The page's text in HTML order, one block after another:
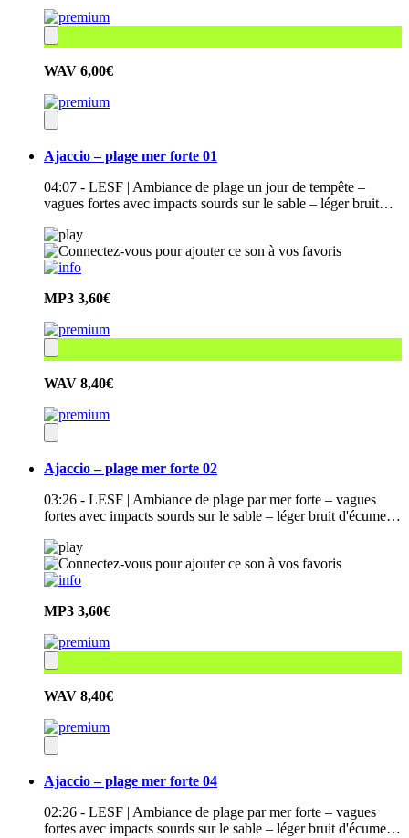
WAV 6,00€
Ajaccio – plage mer forte 01
04:07 - LESF | Ambiance de plage un jour de tempête –
vagues fortes avec impacts sourds sur le sable – léger bruit…
MP3 3,60€
WAV 8,40€
Ajaccio – plage mer forte 02
03:26 - LESF | Ambiance de plage par mer forte – vagues
fortes avec impacts sourds sur le sable – léger bruit d'écume…
MP3 3,60€
WAV 8,40€
Ajaccio – plage mer forte 04
02:26 - LESF | Ambiance de plage par mer forte – vagues
fortes avec impacts sourds sur le sable – léger bruit d'écume…